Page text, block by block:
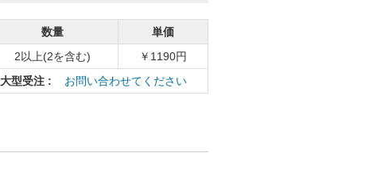
数量
単価
2以上(2を含む)
￥1190円
大型受注 : お問い合わせてください